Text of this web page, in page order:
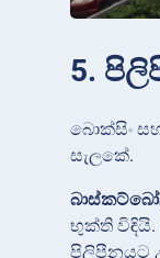
5.
බොක්සිං
සැලකේ.
භුක්ති විඳියි.
පිලිපීනයට